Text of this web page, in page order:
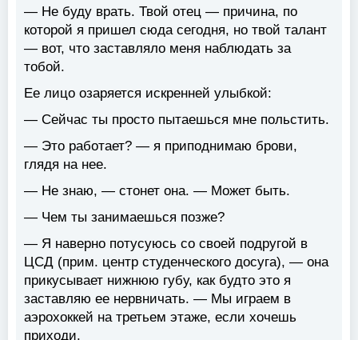
— Не буду врать. Твой отец — причина, по
которой я пришел сюда сегодня, но твой талант
— вот, что заставляло меня наблюдать за
тобой.
Ее лицо озаряется искренней улыбкой:
— Сейчас ты просто пытаешься мне польстить.
— Это работает? — я приподнимаю брови,
глядя на нее.
— Не знаю, — стонет она. — Может быть.
— Чем ты занимаешься позже?
— Я наверно потусуюсь со своей подругой в
ЦСД (прим. центр студенческого досуга), — она
прикусывает нижнюю губу, как будто это я
заставляю ее нервничать. — Мы играем в
аэрохоккей на третьем этаже, если хочешь
приходи.